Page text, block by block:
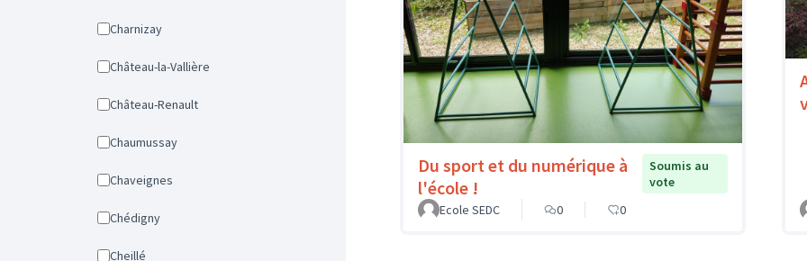
Charnizay
Château-la-Vallière
Château-Renault
Chaumussay
Chaveignes
Chédigny
Cheillé
Du sport et du numérique à
l'école !
Soumis au
vote
Ecole SEDC
0 0